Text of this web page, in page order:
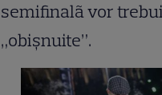
semifinalã vor
„obişnuite”.